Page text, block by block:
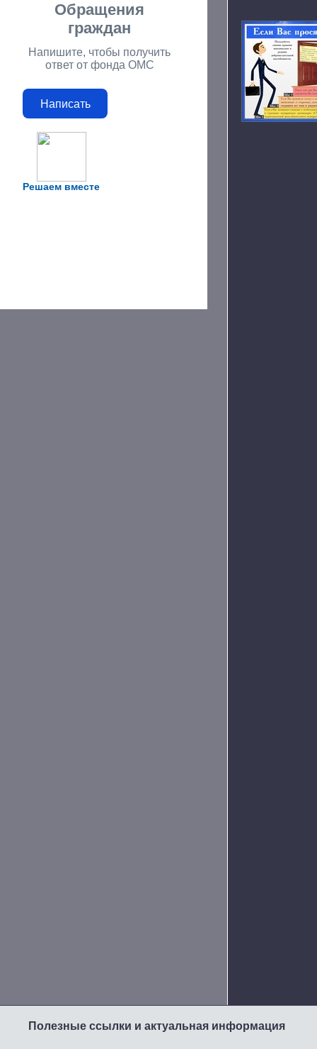
Решаем вместе
Обращения
граждан
Напишите, чтобы получить
ответ от фонда ОМС
Написать
Полезные ссылки и актуальная информация